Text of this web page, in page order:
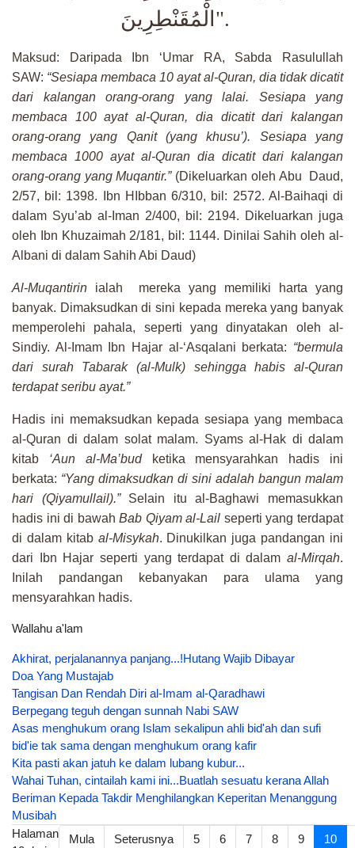
الْمُقَنْطِرِينَ ".
Maksud: Daripada Ibn ‘Umar RA, Sabda Rasulullah
SAW: “Sesiapa membaca 10 ayat al-Quran, dia tidak dicatit
dari kalangan orang-orang yang lalai. Sesiapa yang
membaca 100 ayat al-Quran, dia dicatit dari kalangan
orang-orang yang Qanit (yang khusu’). Sesiapa yang
membaca 1000 ayat al-Quran dia dicatit dari kalangan
orang-orang yang Muqantir.” (Dikeluarkan oleh Abu Daud,
2/57, bil: 1398. Ibn HIbban 6/310, bil: 2572. Al-Baihaqi di
dalam Syu’ab al-Iman 2/400, bil: 2194. Dikeluarkan juga
oleh Ibn Khuzaimah 2/181, bil: 1144. Dinilai Sahih oleh al-
Albani di dalam Sahih Abi Daud)
Al-Muqantirin ialah mereka yang memiliki harta yang
banyak. Dimaksudkan di sini kepada mereka yang banyak
memperolehi pahala, seperti yang dinyatakan oleh al-
Sindiy. Al-Imam Ibn Hajar al-‘Asqalani berkata: “bermula
dari surah Tabarak (al-Mulk) sehingga habis al-Quran
terdapat seribu ayat.”
Hadis ini memaksudkan kepada sesiapa yang membaca
al-Quran di dalam solat malam. Syams al-Hak di dalam
kitab ‘Aun al-Ma’bud
ketika mensyarahkan hadis ini
berkata: “Yang dimaksudkan di sini adalah bangun malam
hari (Qiyamullail).” Selain itu al-Baghawi memasukkan
hadis ini di bawahBab Qiyam al-Lail seperti yang terdapat
di dalam kitab al-Misykah. Dinukilkan juga pandangan ini
dari Ibn Hajar seperti yang terdapat di dalam al-Mirqah.
Inilah pandangan kebanyakan para ulama yang
mensyarahkan hadis.
Wallahu a'lam
Akhirat, perjalanannya panjang...!Hutang Wajib Dibayar
Doa Yang Mustajab
Tangisan Dan Rendah Diri al-Imam al-Qaradhawi
Berpegang teguh dengan sunnah Nabi SAW
Asas menghukum orang Islam sekalipun ahli bid'ah dan sufi
bid'ie tak sama dengan menghukum orang kafir
Kita pasti akan jatuh ke dalam lubang kubur...
Wahai Tuhan, cintailah kami ini...Buatlah sesuatu kerana Allah
Beriman Kepada Takdir Menghilangkan Keperitan Menanggung
Musibah
Halaman
Mula Seterusnya 5 6 7 8 9 10